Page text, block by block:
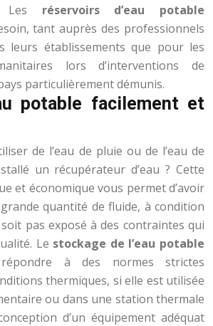
Les réservoirs d’eau potable
tant auprès des professionnels
leurs établissements que pour les
lors d’interventions de
particulièrement démunis.
potable facilement et
de l’eau de pluie ou de l’eau de
un récupérateur d’eau ? Cette
et économique vous permet d’avoir
quantité de fluide, à condition
pas exposé à des contraintes qui
Le stockage de l’eau potable
à des normes strictes
thermiques, si elle est utilisée
ou dans une station thermale
d’un équipement adéquat